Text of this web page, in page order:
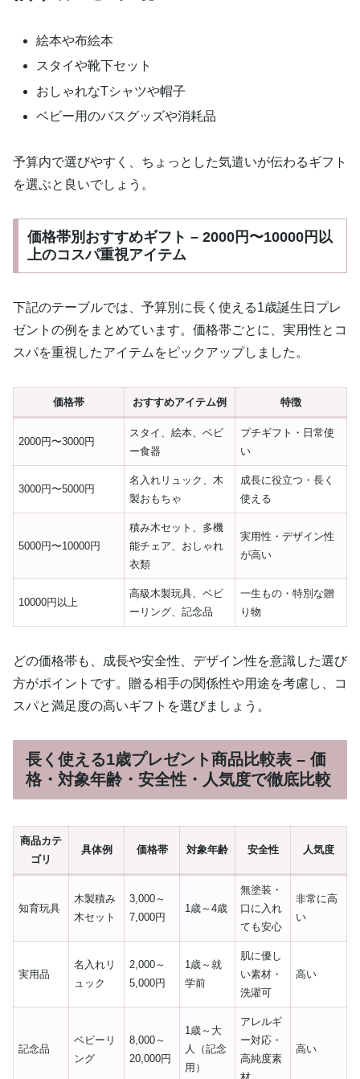
絵本や布絵本
スタイや靴下セット
おしゃれなTシャツや帽子
ベビー用のバスグッズや消耗品
予算内で選びやすく、ちょっとした気遣いが伝わるギフト
を選ぶと良いでしょう。
価格帯別おすすめギフト – 2000円〜10000円以
上のコスパ重視アイテム
下記のテーブルでは、予算別に長く使える1歳誕生日プレ
ゼントの例をまとめています。価格帯ごとに、実用性とコ
スパを重視したアイテムをピックアップしました。
価格帯 おすすめアイテム例 特徴
2000円〜3000円
スタイ、絵本、ベビ
ー食器
プチギフト・日常使
い
3000円〜5000円
名入れリュック、木
製おもちゃ
成長に役立つ・長く
使える
5000円〜10000円
積み木セット、多機
能チェア、おしゃれ
衣類
実用性・デザイン性
が高い
10000円以上
高級木製玩具、ベビ
ーリング、記念品
一生もの・特別な贈
り物
どの価格帯も、成長や安全性、デザイン性を意識した選び
方がポイントです。贈る相手の関係性や用途を考慮し、コ
スパと満足度の高いギフトを選びましょう。
長く使える1歳プレゼント商品比較表 – 価
格・対象年齢・安全性・人気度で徹底比較
商品カテ
ゴリ
具体例 価格帯 対象年齢 安全性 人気度
知育玩具
木製積み
木セット
3,000～
7,000円
1歳～4歳
無塗装・
口に入れ
ても安心
非常に高
い
実用品
名入れリ
ュック
2,000～
5,000円
1歳～就
学前
肌に優し
い素材・
洗濯可
高い
記念品
ベビーリ
ング
8,000～
20,000円
1歳～大
人（記念
用）
アレルギ
ー対応・
高純度素
高い